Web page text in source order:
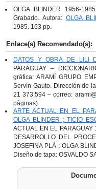
OLGA BLINDER 1956-
Grabado. Autora: OLGA
1985. 163 pp.
Enlace(s) Recomendado(s):
DATOS Y OBRA DE LILI
PARAGUAY –
gráfica: ARAMÍ GRUPO
Servín Gauto. Dirección de
21 373.594 – correo:
páginas).
ARTE ACTUAL EN EL
OLGA BLINDER ; TICIO
ACTUAL EN EL PARAGUAY
DESARROLLO DEL
JOSEFINA PLÁ ; OLGA
Diseño de tapa: OSVALDO